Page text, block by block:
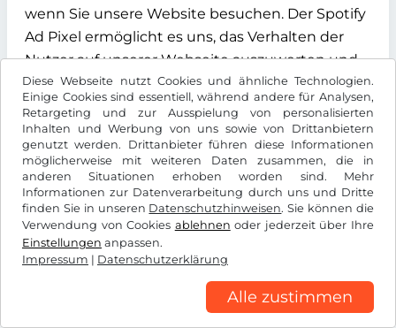
Diese Webseite nutzt Cookies und ähnliche Technologien.
Einige Cookies sind essentiell, während andere für Analysen,
Retargeting und zur Ausspielung von personalisierten
Inhalten und Werbung von uns sowie von Drittanbietern
genutzt werden. Drittanbieter führen diese Informationen
möglicherweise mit weiteren Daten zusammen, die in
anderen Situationen erhoben worden sind. Mehr
Informationen zur Datenverarbeitung durch uns und Dritte
finden Sie in unseren Datenschutzhinweisen. Sie können die
Verwendung von Cookies ablehnen oder jederzeit über Ihre
Einstellungen anpassen.
Impressum | Datenschutzerklärung
Alle zustimmen
wenn Sie unsere Website besuchen. Der Spotify
Ad Pixel ermöglicht es uns, das Verhalten der
Nutzer auf unserer Webseite auszuwerten und
zu analysieren. Diese Verarbeitung dient dazu,
Inhalte effizient auszuliefern und die
Wirksamkeit unserer Werbemaßnahmen zu
überprüfen.
Die Verarbeitung erfolgt auf Grundlage Ihrer
Einwilligung gemäß Art. 6 Abs. 1 lit. a DSGVO, die
Sie über unser Cookie-Banner erteilen können.
Sie können Ihre Einwilligung jederzeit mit
Wirkung für die Zukunft widerrufen, indem Sie
die Cookie-Einstellungen auf unserer Webseite